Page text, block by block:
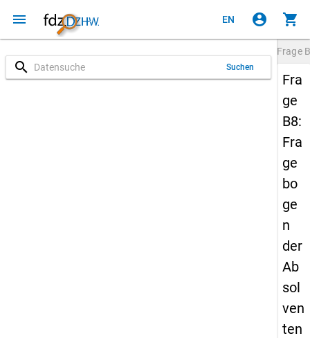
menu EN account_circle shopping_cart
search Suchen
Frage
Fra
ge
B8:
Fra
ge
bo
ge
n
der
Ab
sol
ven
ten